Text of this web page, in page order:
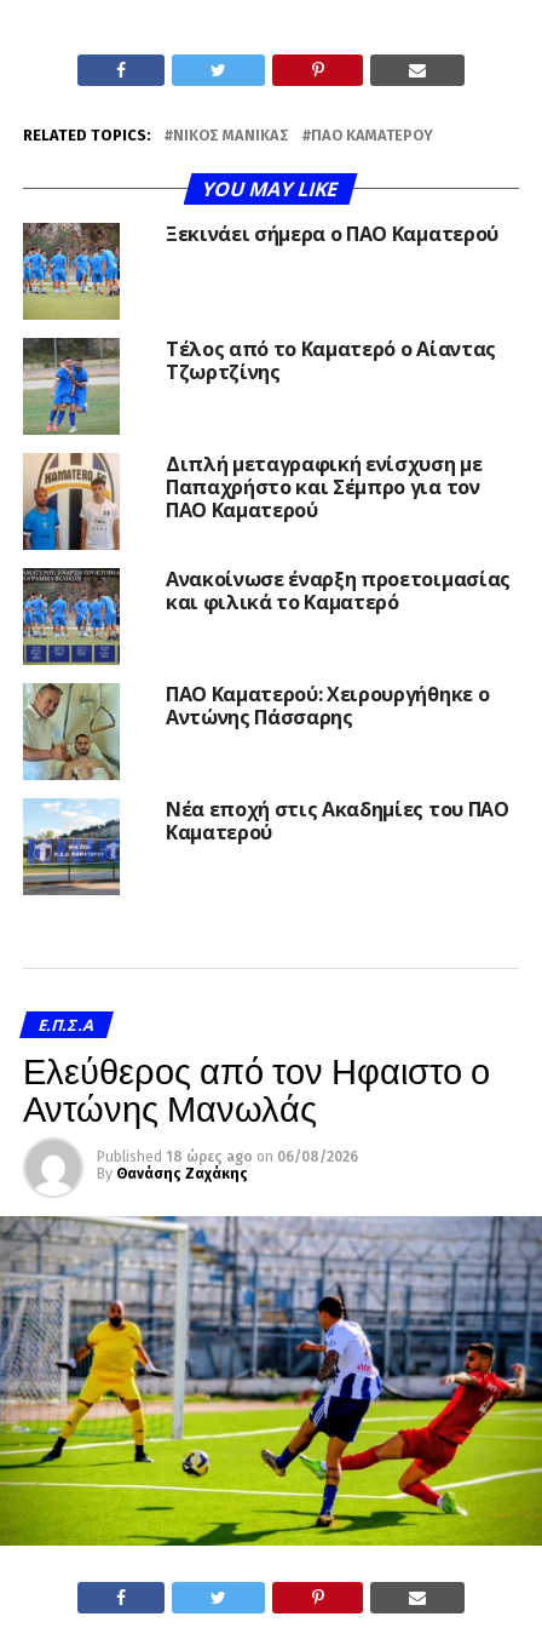
RELATED TOPICS: ΝΊΚΟΣ ΜΑΝΊΚΑΣ ΠΑΟ ΚΑΜΑΤΕΡΟΎ
YOU MAY LIKE
Ξεκινάει σήμερα ο ΠΑΟ Καματερού
Τέλος από το Καματερό ο Αίαντας
Τζωρτζίνης
Διπλή μεταγραφική ενίσχυση με
Παπαχρήστο και Σέμπρο για τον
ΠΑΟ Καματερού
Ανακοίνωσε έναρξη προετοιμασίας
και φιλικά το Καματερό
ΠΑΟ Καματερού: Χειρουργήθηκε ο
Αντώνης Πάσσαρης
Νέα εποχή στις Ακαδημίες του ΠΑΟ
Καματερού
Ε.Π.Σ.Α
Ελεύθερος από τον Ηφαιστο ο
Αντώνης Μανωλάς
Published 18 ώρες ago on 06/08/2026
By Θανάσης Ζαχάκης